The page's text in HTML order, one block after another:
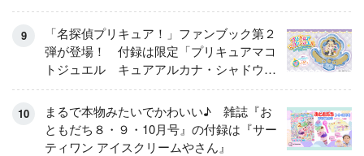
「名探偵プリキュア！」ファンブック第２
弾が登場！ 付録は限定「プリキュアマコ
トジュエル キュアアルカナ・シャドウ
アイスver.」 キュアエクレールを大特
集！
まるで本物みたいでかわいい♪ 雑誌『お
ともだち８・９・10月号』の付録は『サー
ティワン アイスクリームやさん』